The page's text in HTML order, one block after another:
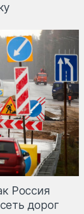
Россия
дорог